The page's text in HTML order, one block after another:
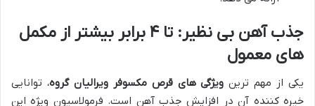
جذب آهن بی نظیر: تا ۴ برابر بیشتر از مکمل
های معمول
یکی از مهم ترین ویژگی های قرص مکسوفر ویرالیان گروه، توانایی
خیره کننده آن در افزایش جذب آهن است. فرمولاسیون ویژه این